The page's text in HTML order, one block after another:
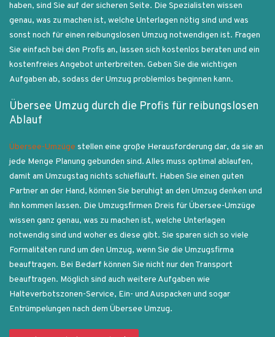
haben, sind Sie auf der sicheren Seite. Die Spezialisten wissen
genau, was zu machen ist, welche Unterlagen nötig sind und was
sonst noch für einen reibungslosen Umzug notwendigen ist. Fragen
Sie einfach bei den Profis an, lassen sich kostenlos beraten und ein
kostenfreies Angebot unterbreiten. Geben Sie die wichtigen
Aufgaben ab, sodass der Umzug problemlos beginnen kann.
Übersee Umzug durch die Profis für reibungslosen
Ablauf
Übersee-Umzüge stellen eine große Herausforderung dar, da sie an
jede Menge Planung gebunden sind. Alles muss optimal ablaufen,
damit am Umzugstag nichts schiefläuft. Haben Sie einen guten
Partner an der Hand, können Sie beruhigt an den Umzug denken und
ihn kommen lassen. Die Umzugsfirmen Dreis für Übersee-Umzüge
wissen ganz genau, was zu machen ist, welche Unterlagen
notwendig sind und woher es diese gibt. Sie sparen sich so viele
Formalitäten rund um den Umzug, wenn Sie die Umzugsfirma
beauftragen. Bei Bedarf können Sie nicht nur den Transport
beauftragen. Möglich sind auch weitere Aufgaben wie
Halteverbotszonen-Service, Ein- und Auspacken und sogar
Entrümpelungen nach dem Übersee Umzug.